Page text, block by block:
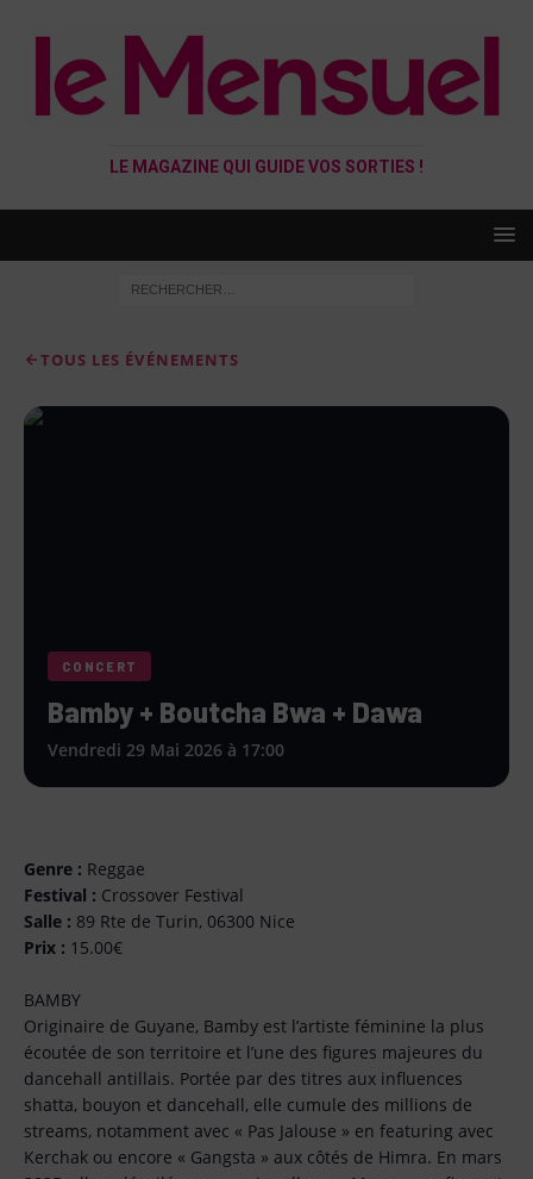
LE MAGAZINE QUI GUIDE VOS SORTIES !
TOUS LES ÉVÉNEMENTS
CONCERT
Bamby + Boutcha Bwa + Dawa
Vendredi 29 Mai 2026 à 17:00
Genre : Reggae
Festival : Crossover Festival
Salle : 89 Rte de Turin, 06300 Nice
Prix : 15.00€
BAMBY
Originaire de Guyane, Bamby est l’artiste féminine la plus
écoutée de son territoire et l’une des figures majeures du
dancehall antillais. Portée par des titres aux influences
shatta, bouyon et dancehall, elle cumule des millions de
streams, notamment avec « Pas Jalouse » en featuring avec
Kerchak ou encore « Gangsta » aux côtés de Himra. En mars